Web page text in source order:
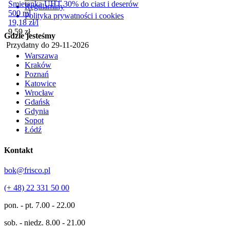
Śmietanka UHT 30% do ciast i deserów
500 ml
19,18 zł/l
Cena
9,59 zł
Przydatny do 29-11-2026
Regulaminy
Polityka prywatności i cookies
Gdzie jesteśmy
Warszawa
Kraków
Poznań
Katowice
Wrocław
Gdańsk
Gdynia
Sopot
Łódź
Kontakt
bok@frisco.pl
(+ 48) 22 331 50 00
pon. - pt. 7.00 - 22.00
sob. - niedz. 8.00 - 21.00